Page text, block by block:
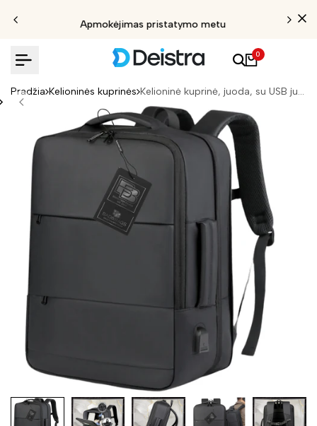
Apmokėjimas pristatymo metu
0
Pradžia Kelioninės kuprinės Kelioninė kuprinė, juoda, su USB jungtimi N487